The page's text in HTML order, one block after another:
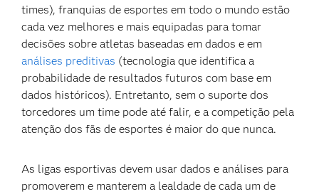
times), franquias de esportes em todo o mundo estão
cada vez melhores e mais equipadas para tomar
decisões sobre atletas baseadas em dados e em
análises preditivas (tecnologia que identifica a
probabilidade de resultados futuros com base em
dados históricos). Entretanto, sem o suporte dos
torcedores um time pode até falir, e a competição pela
atenção dos fãs de esportes é maior do que nunca.
As ligas esportivas devem usar dados e análises para
promoverem e manterem a lealdade de cada um de